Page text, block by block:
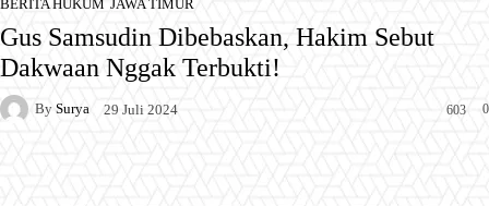
BERITA HUKUM JAWA TIMUR
Gus Samsudin Dibebaskan, Hakim Sebut
Dakwaan Nggak Terbukti!
By Surya 29 Juli 2024 0
603